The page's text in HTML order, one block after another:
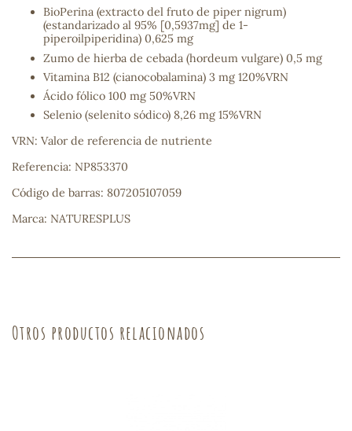
BioPerina (extracto del fruto de piper nigrum)
(estandarizado al 95% [0,5937mg] de 1-
piperoilpiperidina) 0,625 mg
Zumo de hierba de cebada (hordeum vulgare) 0,5 mg
Vitamina B12 (cianocobalamina) 3 mg 120%VRN
Ácido fólico 100 mg 50%VRN
Selenio (selenito sódico) 8,26 mg 15%VRN
VRN: Valor de referencia de nutriente
Referencia: NP853370
Código de barras: 807205107059
Marca: NATURESPLUS
Otros productos relacionados